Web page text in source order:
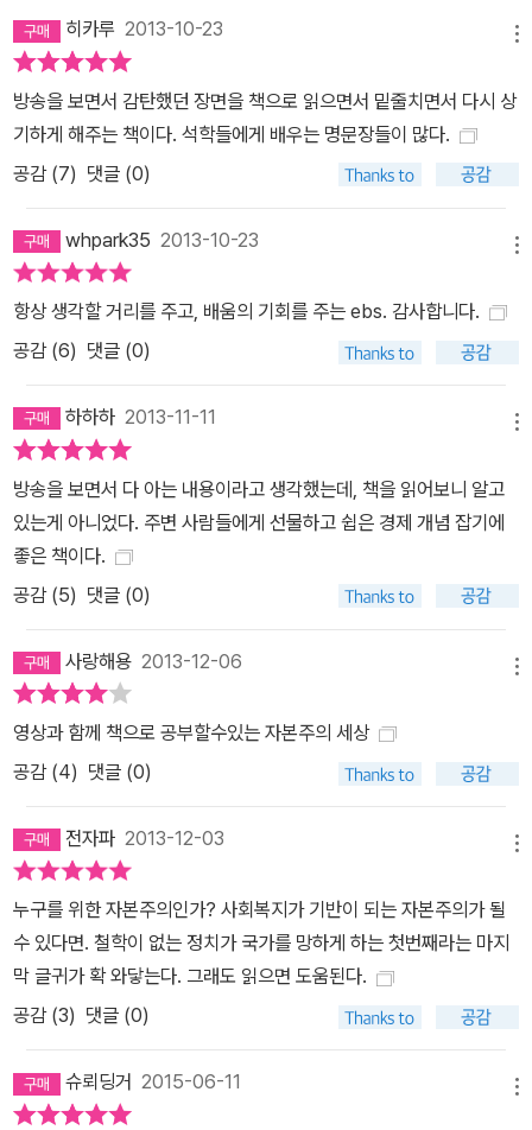
할 수 있을까? 우리는 물가가 오르락내리락한다고 생각하기 쉽지만
실제로는 그렇지 않다. 물가는 오르기만 하고 내려가지는 않는다. 50
년 전 자장면 값은 15원이었는데, 지금은 적어도 4천원은 줘야 한 그
릇을 먹을 수 있다. 자장면 값이 지속적으로 오르기만 했다면, 자장면
로 늘었어야 한다. 정말 그랬을까. 이해가 쉽지 않다. 우리가 상식이라
을 책에서는 파헤친다. 자장면 값이 지속적으로 오르는 원인은 사실
은 돈이 ‘신용창조’를 통해 불어나는 과정에 있다고 책은 설명한다. 미
국 하버드대 역사학과 니얼 퍼거슨 교수는 이렇게 표현한다. “우리는
돈이 은행에 있을 것으로 생각합니다. 현금인출기로 바로 찾을 수 있
기 때문입니다. 하지만 실제로는 이론상 은행에 있는 것입니다. 돈은
거의 눈에 보이지 않고, 단지 컴퓨터 화면에 입력된 숫자로만 보입니
다.” 제프리 잉햄 영국 캠브리지대 사회학과 교수는 또 이렇게 이야기
한다. “지불에 대한 약속입니다. 신용인 거죠. 모든 돈은 신용이에요.”
진실을 아는 자, 그들만이 살아남는다 “펀드· 보험· 금융 너무 복잡해.
공부한다고 내가 알겠어? 나는 몰라.” 이렇게 말하는 사람들이 있다.
하지만 지금은 21세기다. 이제 현대인의 일상은 ‘금융’과는 떼려야 뗄
하는 상품이 됐다. 금융과 연결되어 있지 않은 사람은 거의 없다고 해
도 무리가 아니다. 게다가 앞으로 그 중요성은 더욱 커질 것이다. 니얼
퍼거슨 미국 하버드대 역사학과 교수의 이야기를 들어보자. “우리가
한 사실이죠. 사회가 더 부유해질수록 보험, 모기지, 신용카드, 다양한
계는 부유해질수록 금융 부문이 더 커집니다. 그러므로 우리는 10년
뒤에 지금보다 더 금융이 중요한 세상에 살게 되리란 사실을 알고 있
어야 합니다. 10년 전보다 지금 금융이 훨씬 중요하듯이 말이죠.” 게
다가 우리의 아이들은 어떠한가. 한국개발연구원 경제정보센터 전문
위원인 천규승 박사에 의하면 “한 사람의 어릴 적 금융 경향은 그대로
굳어진다.”고 한다. 아이들은 청소년기의 학교와 사회, 가정에서 이루
어지는 금융교육의 깊이와 넓이에 비례해 금융에 관한 의사결정을 하
게 될 것이다. 이제 금융에 관한 지식과 활용 능력이 빈부 격차의 차이
를 가져오게 될 것은 분명한 사실이다. 그러므로 금융에 대한 이해력
히카루 2013-10-23
방송을 보면서 감탄했던 장면을 책으로 읽으면서 밑줄치면서 다시 상
기하게 해주는 책이다. 석학들에게 배우는 명문장들이 많다.
공감 (7) 댓글 (0)
whpark35 2013-10-23
항상 생각할 거리를 주고, 배움의 기회를 주는 ebs. 감사합니다.
공감 (6) 댓글 (0)
하하하 2013-11-11
방송을 보면서 다 아는 내용이라고 생각했는데, 책을 읽어보니 알고
있는게 아니었다. 주변 사람들에게 선물하고 쉽은 경제 개념 잡기에
좋은 책이다.
공감 (5) 댓글 (0)
사랑해용 2013-12-06
영상과 함께 책으로 공부할수있는 자본주의 세상
공감 (4) 댓글 (0)
전자파 2013-12-03
누구를 위한 자본주의인가? 사회복지가 기반이 되는 자본주의가 될
수 있다면. 철학이 없는 정치가 국가를 망하게 하는 첫번째라는 마지
막 글귀가 확 와닿는다. 그래도 읽으면 도움된다.
공감 (3) 댓글 (0)
슈뢰딩거 2015-06-11